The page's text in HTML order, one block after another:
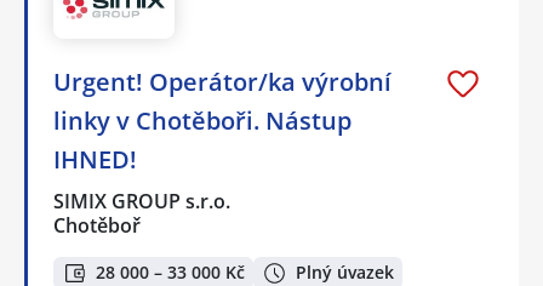
Urgent! Operátor/ka výrobní
linky v Chotěboři. Nástup
IHNED!
SIMIX GROUP s.r.o.
Chotěboř
28 000 – 33 000 Kč Plný úvazek